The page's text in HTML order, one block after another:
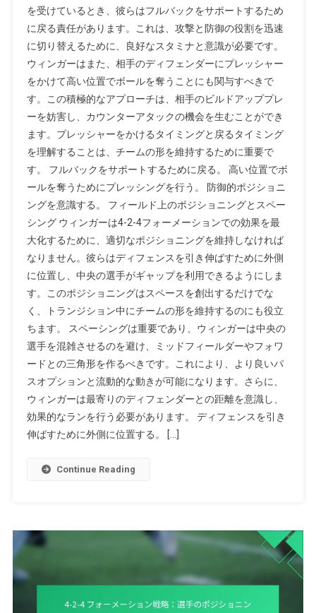
を受けているとき、彼らはフルバックをサポートするため
に戻る責任があります。これは、攻撃と防御の役割を迅速
に切り替えるために、良好なスタミナと意識が必要です。
ウィンガーはまた、相手のディフェンダーにプレッシャー
をかけて高い位置でボールを奪うことにも関与すべきで
す。この積極的なアプローチは、相手のビルドアッププレ
ーを妨害し、カウンターアタックの機会を生むことができ
ます。プレッシャーをかけるタイミングと戻るタイミング
を理解することは、チームの形を維持するために重要で
す。 フルバックをサポートするために戻る。 高い位置でボ
ールを奪うためにプレッシングを行う。 防御的ポジショニ
ングを意識する。 フィールド上のポジショニングとスペー
シング ウィンガーは4-2-4フォーメーションでの効果を最
大化するために、適切なポジショニングを維持しなければ
なりません。彼らはディフェンスを引き伸ばすために外側
に位置し、中央の選手がギャップを利用できるようにしま
す。このポジショニングはスペースを創出するだけでな
く、トランジション中にチームの形を維持するのにも役立
ちます。 スペーシングは重要であり、ウィンガーは中央の
選手を混雑させるのを避け、ミッドフィールダーやフォワ
ードとの三角形を作るべきです。これにより、より良いパ
スオプションと流動的な動きが可能になります。さらに、
ウィンガーは最寄りのディフェンダーとの距離を意識し、
効果的なランを行う必要があります。 ディフェンスを引き
伸ばすために外側に位置する。 […]
Continue Reading